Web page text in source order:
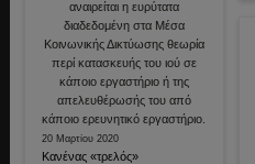
20 Μαρτίου 2020
Κανένας «τρελός»